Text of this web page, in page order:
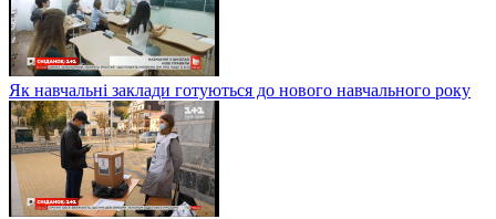
Як навчальні заклади готуються до нового навчального року